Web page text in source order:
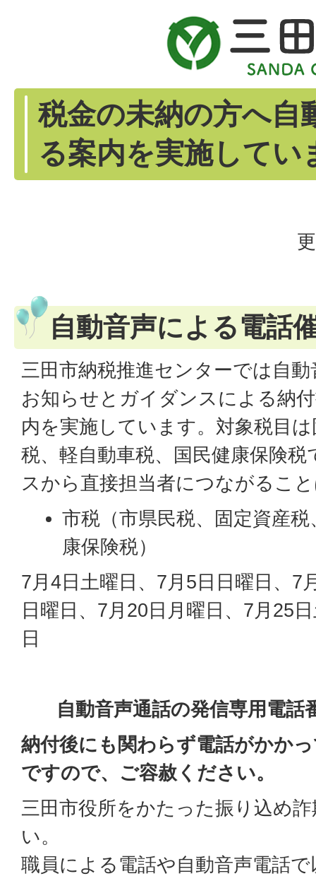
税金の未納の方へ自
る案内を実施してい
自動音声による電話
三田市納税推進センターでは自
お知らせとガイダンスによる納
内を実施しています。対象税目
税、軽自動車税、国民健康保険
スから直接担当者につながるこ
市税（市県民税、固定資産
康保険税）
7月4日土曜日、7月5日日曜日、7
日曜日、7月20日月曜日、7月25
日
自動音声通話の発信専用電話
納付後にも関わらず電話がかか
ですので、ご容赦ください。
三田市役所をかたった振り込め
い。
職員による電話や自動音声電話